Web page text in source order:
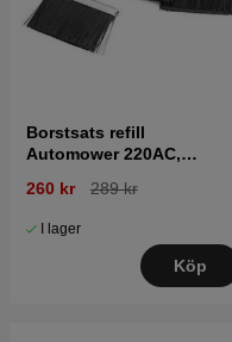
Borstsats refill
Automower 220AC,
260 kr 289 kr
I lager
Köp